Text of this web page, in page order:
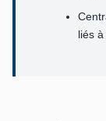
liés à